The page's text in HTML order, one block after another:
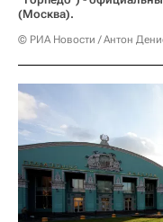
(Москва).
© РИА Новости / Антон